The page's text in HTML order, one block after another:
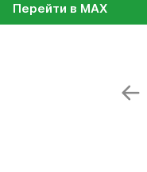
Перейти в МАХ